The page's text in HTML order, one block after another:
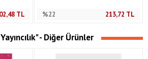
TL %22 213,72 TL
- Diğer Ürünler